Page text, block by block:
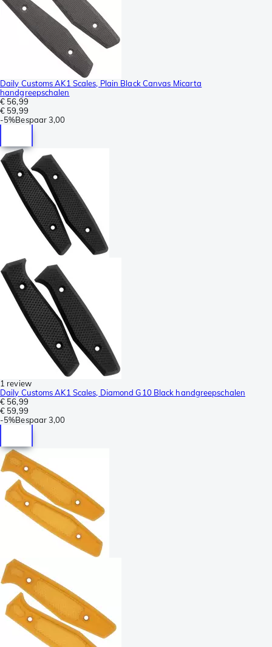
Daily Customs AK1 Scales, Plain Black Canvas Micarta
handgreepschalen
€ 56,99
€ 59,99
-5%Bespaar3,00
1 review
Daily Customs AK1 Scales, Diamond G10 Black handgreepschalen
€ 56,99
€ 59,99
-5%Bespaar3,00